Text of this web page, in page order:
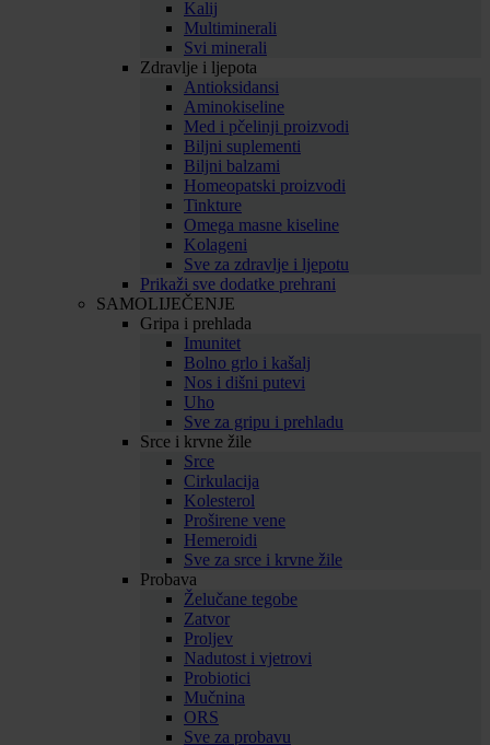
Kalij
Multiminerali
Svi minerali
Zdravlje i ljepota
Antioksidansi
Aminokiseline
Med i pčelinji proizvodi
Biljni suplementi
Biljni balzami
Homeopatski proizvodi
Tinkture
Omega masne kiseline
Kolageni
Sve za zdravlje i ljepotu
Prikaži sve dodatke prehrani
SAMOLIJEČENJE
Gripa i prehlada
Imunitet
Bolno grlo i kašalj
Nos i dišni putevi
Uho
Sve za gripu i prehladu
Srce i krvne žile
Srce
Cirkulacija
Kolesterol
Proširene vene
Hemeroidi
Sve za srce i krvne žile
Probava
Želučane tegobe
Zatvor
Proljev
Nadutost i vjetrovi
Probiotici
Mučnina
ORS
Sve za probavu